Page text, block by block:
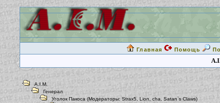
Главная Помощь
A.I.M.
Генерал
Уголок Пакоса (Модераторы:Strax5, Lion cha Satan`s Claws)